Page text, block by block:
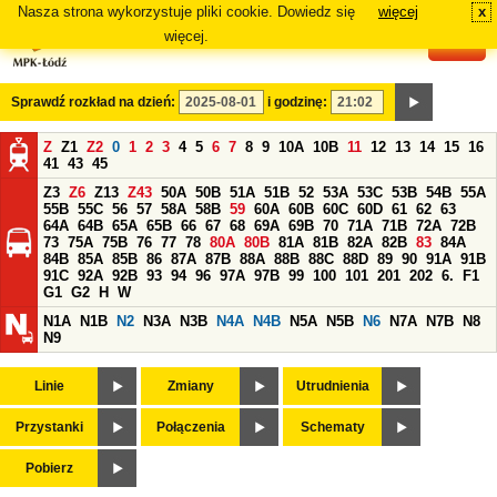
Nasza strona wykorzystuje pliki cookie. Dowiedz się
więcej.
więcej x
Sprawdź rozkład na dzień: i godzinę:
Z Z1 Z2 0 1 2 3 4 5 6 7 8 9 10A 10B 11 12 13 14 15 16
41 43 45
Z3 Z6 Z13 Z43 50A 50B 51A 51B 52 53A 53C 53B 54B 55A
55B 55C 56 57 58A 58B 59 60A 60B 60C 60D 61 62 63
64A 64B 65A 65B 66 67 68 69A 69B 70 71A 71B 72A 72B
73 75A 75B 76 77 78 80A 80B 81A 81B 82A 82B 83 84A
84B 85A 85B 86 87A 87B 88A 88B 88C 88D 89 90 91A 91B
91C 92A 92B 93 94 96 97A 97B 99 100 101 201 202 6.
F1
G1 G2 H
W
N1A
N1B N2 N3A N3B N4A N4B N5A N5B N6 N7A N7B
N8
N9
Linie Zmiany Utrudnienia
Przystanki Połączenia Schematy
Pobierz